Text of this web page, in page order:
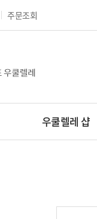
주문조회
우쿨렐레 샵